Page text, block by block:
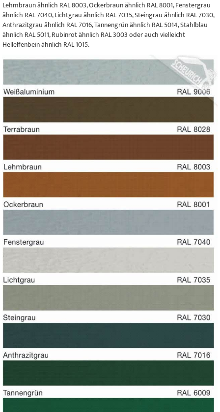
Lehmbraun ähnlich RAL 8003, Ockerbraun ähnlich RAL 8001, Fenstergrau
ähnlich RAL 7040, Lichtgrau ähnlich RAL 7035, Steingrau ähnlich RAL 7030,
Anthrazitgrau ähnlich RAL 7016, Tannengrün ähnlich RAL 5014, Stahlblau
ähnlich RAL 5011, Rubinrot ähnlich RAL 3003 oder auch vielleicht
Hellelfenbein ähnlich RAL 1015.